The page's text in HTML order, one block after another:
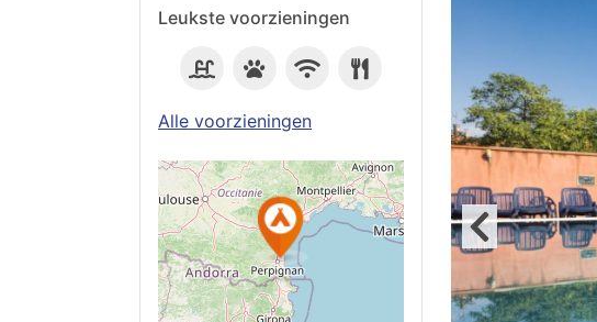
Leukste voorzieningen
Alle voorzieningen
Op Google
Maps